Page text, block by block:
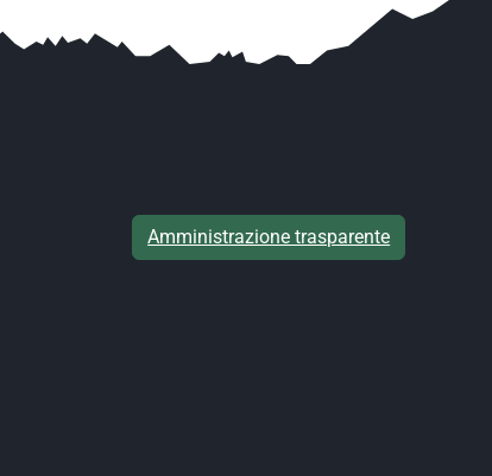
Amministrazione trasparente